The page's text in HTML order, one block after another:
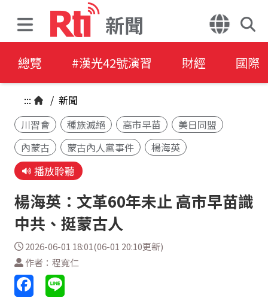
新聞
總覽 #漢光42號演習 財經 國際
::: / 新聞
川習會
種族滅絕 高市早苗
美日同盟
內蒙古
蒙古內人黨事件 楊海英
播放聆聽
楊海英：文革60年未止 高市早苗識
中共、挺蒙古人
2026-06-01 18:01(06-01 20:10更新)
作者：程寬仁